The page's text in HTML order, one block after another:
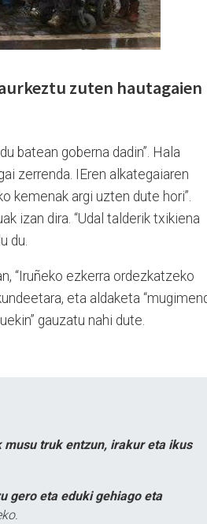
zuten hautagaien
batean goberna dadin”. Hala
zerrenda. IEren alkategaiaren
kemenak argi uzten dute hori”.
izan dira. “Udal talderik txikiena
du.
“Iruñeko ezkerra ordezkatzeko
eta aldaketa
gauzatu nahi dute.
musu truk entzun, irakur eta ikus
gero eta eduki gehiago eta